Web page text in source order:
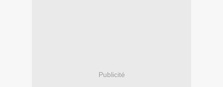
Publicité